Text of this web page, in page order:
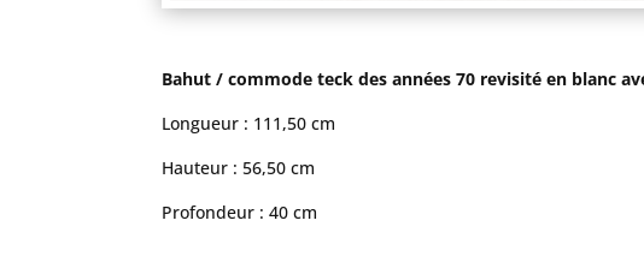
Bahut / commode teck des années 70 revisité en blanc
Longueur : 111,50 cm
Hauteur : 56,50 cm
Profondeur : 40 cm